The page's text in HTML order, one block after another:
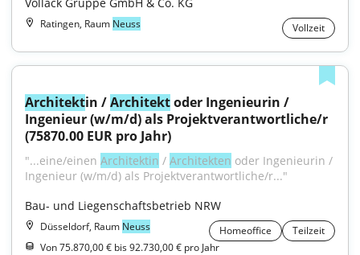
Ratingen, Raum Neuss Vollzeit
Architektin / Architekt oder Ingenieurin /
Ingenieur (w/m/d) als Projektverantwortliche/r
(75870.00 EUR pro Jahr)
"...eine/einen Architektin / Architekten oder Ingenieurin /
Ingenieur (w/m/d) als Projektverantwortliche/r..."
Bau- und Liegenschaftsbetrieb NRW
Düsseldorf, Raum Neuss Homeoffice
Teilzeit
Von 75.870,00 € bis 92.730,00 € pro Jahr